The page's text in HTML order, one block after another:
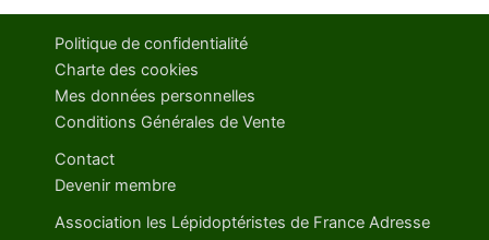
Politique de confidentialité
Charte des cookies
Mes données personnelles
Conditions Générales de Vente
Contact
Devenir membre
Association les Lépidoptéristes de France Adresse